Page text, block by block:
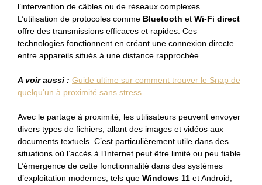
l’intervention de câbles ou de réseaux complexes.
L’utilisation de protocoles comme Bluetooth et Wi-Fi direct
offre des transmissions efficaces et rapides. Ces
technologies fonctionnent en créant une connexion directe
entre appareils situés à une distance rapprochée.
A voir aussi : Guide ultime sur comment trouver le Snap de
quelqu'un à proximité sans stress
Avec le partage à proximité, les utilisateurs peuvent envoyer
divers types de fichiers, allant des images et vidéos aux
documents textuels. C’est particulièrement utile dans des
situations où l’accès à l’Internet peut être limité ou peu fiable.
L’émergence de cette fonctionnalité dans des systèmes
d’exploitation modernes, tels que Windows 11 et Android,